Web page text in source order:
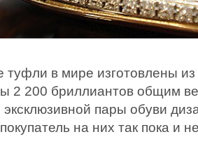
в мире изготовлены из
2 200 бриллиантов общим
эксклюзивной пары обуви
на них так пока и